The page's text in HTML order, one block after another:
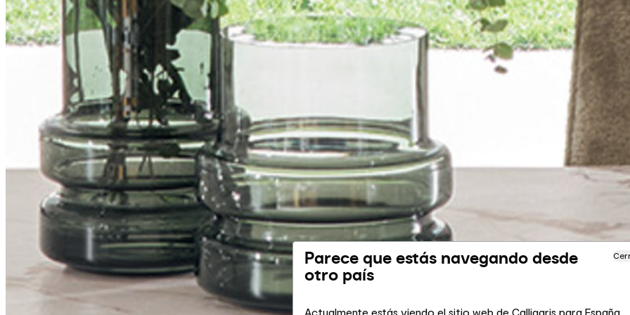
Parece que estás navegando desde
otro país
Actualmente estás viendo el sitio web de Calligaris para España.